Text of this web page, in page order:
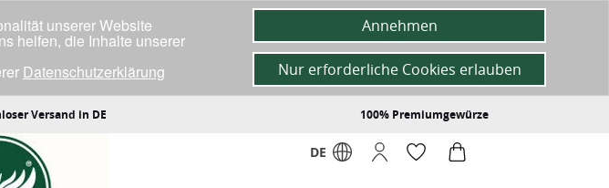
Versand in DE 100% Premiumgewürze
DE
unserer Website
helfen, die Inhalte unserer
Datenschutzerklärung
Annehmen
Nur erforderliche Cookies erlauben